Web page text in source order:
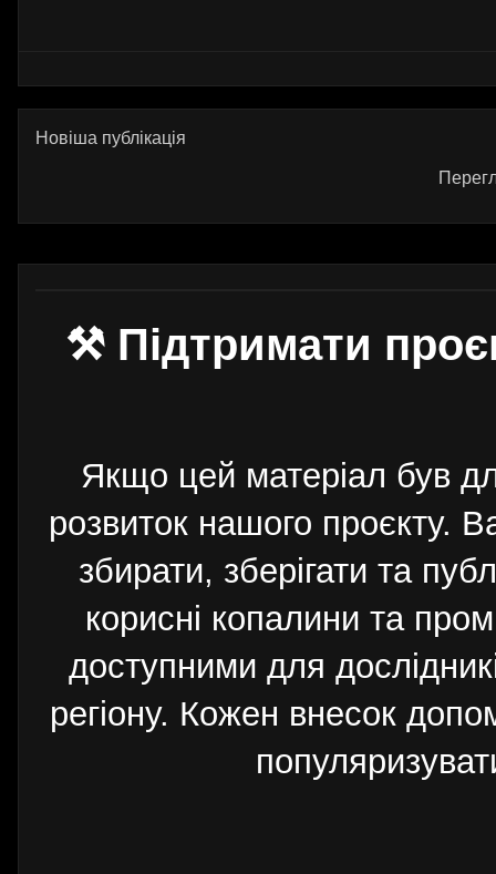
Новіша публікація
⚒ Підтримати
Якщо цей матеріал був
розвиток нашого проєкту.
збирати, зберігати та
корисні копалини та
доступними для
регіону. Кожен внесок